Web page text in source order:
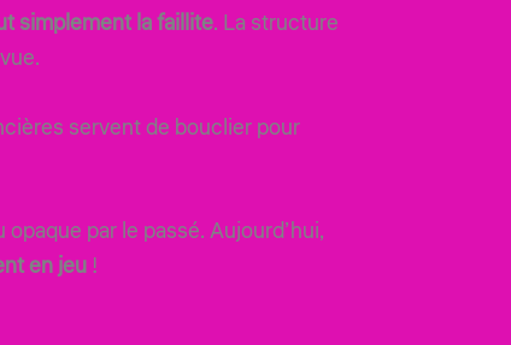
simplement la faillite. La structure
servent de bouclier pour
par le passé. Aujourd’hui,
en jeu!